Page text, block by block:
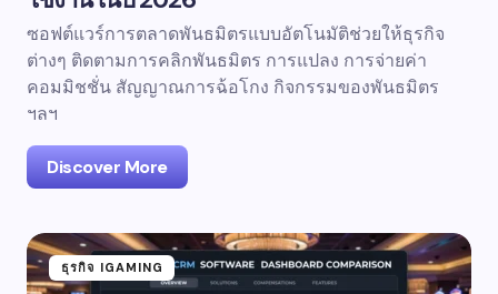
ซอฟต์แวร์การตลาดพันธมิตรแบบอัตโนมัติช่วยให้ธุรกิจ
ต่างๆ ติดตามการคลิกพันธมิตร การแปลง การจ่ายค่า
คอมมิชชั่น สัญญาณการฉ้อโกง กิจกรรมของพันธมิตร
ฯลฯ
Discover More
ธุรกิจ IGAMING